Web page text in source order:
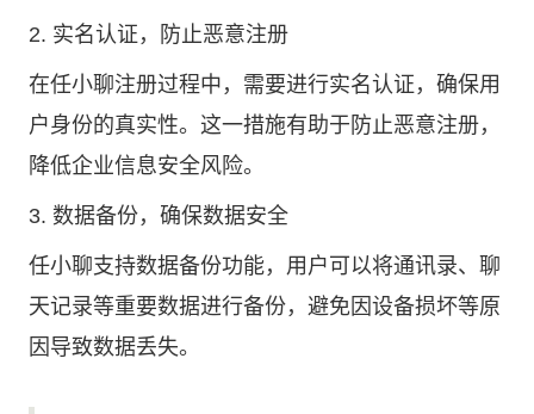
2. 实名认证，防止恶意注册
在任小聊注册过程中，需要进行实名认证，确保用
户身份的真实性。这一措施有助于防止恶意注册，
降低企业信息安全风险。
3. 数据备份，确保数据安全
任小聊支持数据备份功能，用户可以将通讯录、聊
天记录等重要数据进行备份，避免因设备损坏等原
因导致数据丢失。